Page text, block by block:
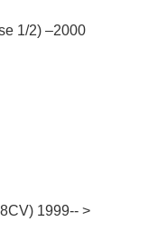
1/2) –2000
1999-- >